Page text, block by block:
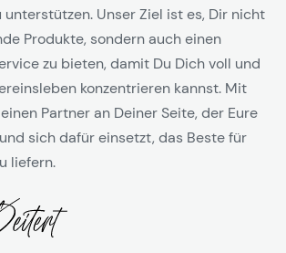
unterstützen. Unser Ziel ist es, Dir nicht
Produkte, sondern auch einen
zu bieten, damit Du Dich voll und
konzentrieren kannst. Mit
Partner an Deiner Seite, der Eure
sich dafür einsetzt, das Beste für
liefern.